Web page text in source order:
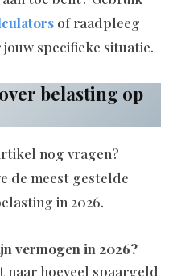
of raadpleeg
specifieke situatie.
belasting op
nog vragen?
de meest gestelde
in 2026.
vermogen in 2026?
hoeveel spaargeld